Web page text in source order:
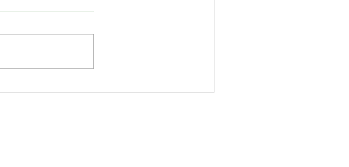
EXPRESAMOS NUESTRO